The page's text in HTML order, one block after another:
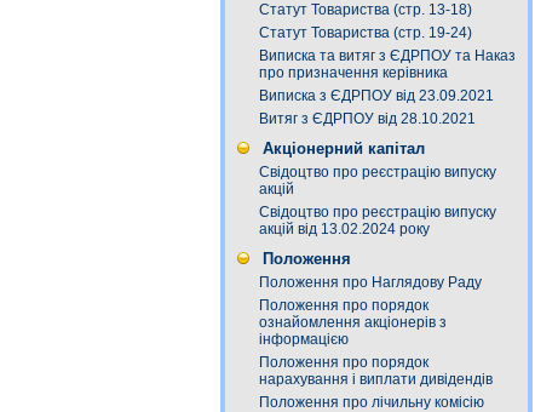
Статут Товариства (стр. 13-18)
Статут Товариства (стр. 19-24)
Виписка та витяг з ЄДРПОУ та Наказ
про призначення керівника
Виписка з ЄДРПОУ від 23.09.2021
Витяг з ЄДРПОУ від 28.10.2021
Акціонерний капітал
Свідоцтво про реєстрацію випуску
акцій
Свідоцтво про реєстрацію випуску
акцій від 13.02.2024 року
Положення
Положення про Наглядову Раду
Положення про порядок
ознайомлення акціонерів з
інформацією
Положення про порядок
нарахування і виплати дивідендів
Положення про лічильну комісію